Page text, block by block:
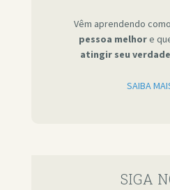
Vêm aprendendo
pessoa melhore
atingir seu
SAIBA
SIGA